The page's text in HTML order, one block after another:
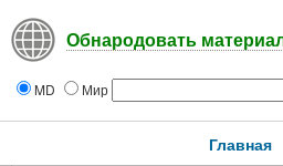
Обнародовать
MD Мир
Главная